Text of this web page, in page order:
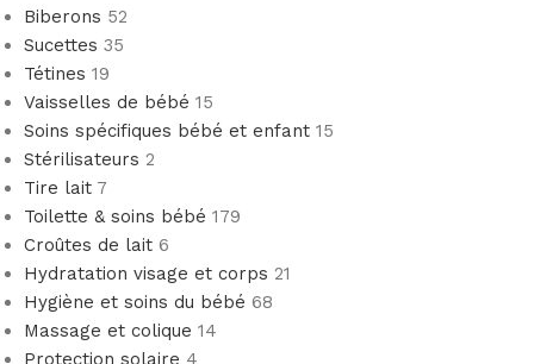
Biberons 52
Sucettes 35
Tétines 19
Vaisselles de bébé 15
Soins spécifiques bébé et enfant 15
Stérilisateurs 2
Tire lait 7
Toilette & soins bébé 179
Croûtes de lait 6
Hydratation visage et corps 21
Hygiène et soins du bébé 68
Massage et colique 14
Protection solaire 4